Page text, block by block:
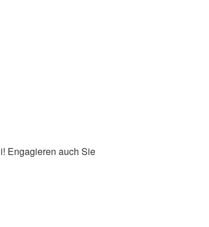
Engagieren auch Sie